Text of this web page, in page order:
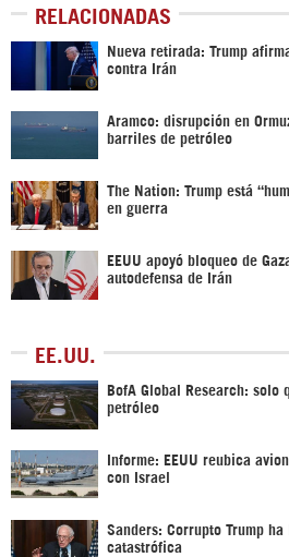
RELACIONADAS
Nueva retirada: Trump
contra Irán
Aramco: disrupción en
barriles de petróleo
The Nation: Trump está
en guerra
EEUU apoyó bloqueo de
autodefensa de Irán
EE.UU.
BofA Global Research: solo
petróleo
Informe: EEUU reubica
con Israel
Sanders: Corrupto Trump ha
catastrófica